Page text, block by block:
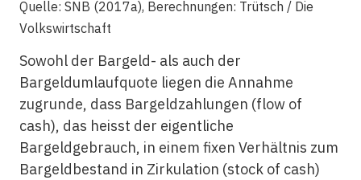
Quelle: SNB (2017a), Berechnungen: Trütsch / Die
Volkswirtschaft
Sowohl der Bargeld- als auch der
Bargeldumlaufquote liegen die Annahme
zugrunde, dass Bargeldzahlungen (flow of
cash), das heisst der eigentliche
Bargeldgebrauch, in einem fixen Verhältnis zum
Bargeldbestand in Zirkulation (stock of cash)